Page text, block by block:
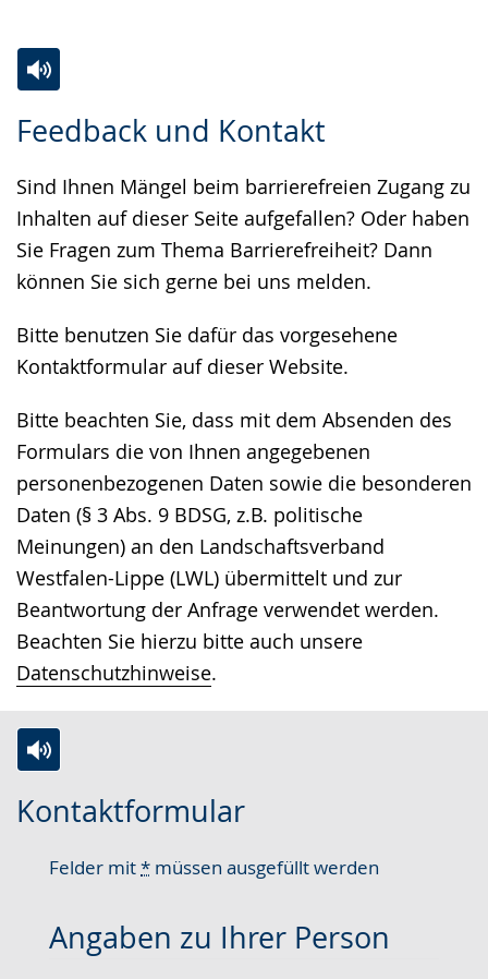
Feedback und Kontakt
Sind Ihnen Mängel beim barrierefreien Zugang zu
Inhalten auf dieser Seite aufgefallen? Oder haben
Sie Fragen zum Thema Barrierefreiheit? Dann
können Sie sich gerne bei uns melden.
Bitte benutzen Sie dafür das vorgesehene
Kontaktformular auf dieser Website.
Bitte beachten Sie, dass mit dem Absenden des
Formulars die von Ihnen angegebenen
personenbezogenen Daten sowie die besonderen
Daten (§ 3 Abs. 9 BDSG, z.B. politische
Meinungen) an den Landschaftsverband
Westfalen-Lippe (LWL) übermittelt und zur
Beantwortung der Anfrage verwendet werden.
Beachten Sie hierzu bitte auch unsere
Datenschutzhinweise.
Leichten
wechseln.
Audio-
Video
Deutscher
Gebärdensprache
wird
angezeigt.
Kontaktformular
Felder mit* müssen ausgefüllt werden
Angaben zu Ihrer Person
Leichten
wechseln.
Audio-
Video
Deutscher
wird